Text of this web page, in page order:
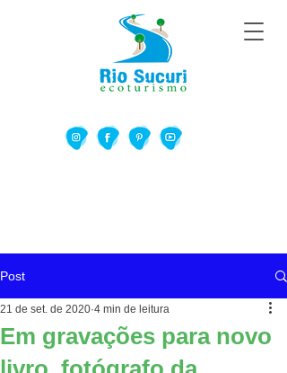
Post
Em gravações para novo
21 de set. de 2020 4 min de leitura